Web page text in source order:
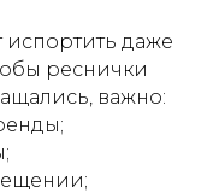
даже
реснички
важно: